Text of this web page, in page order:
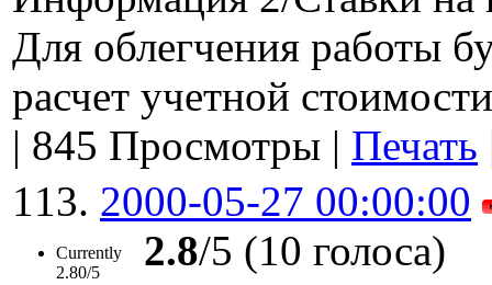
Для облегчения работы
расчет учетной
| 845 Просмотры | Печать
113. 2000-05-27 00:00:00
Currently
2.80/5
2.8/5 (10 голоса)